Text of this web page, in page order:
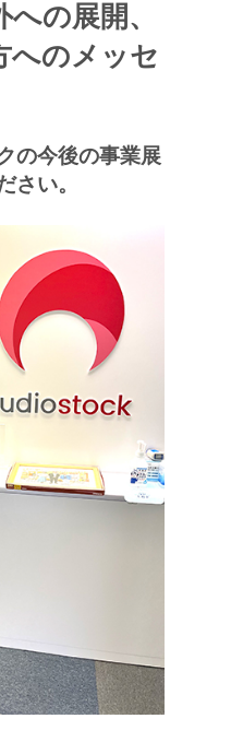
の展開、
へのメッセ
の今後の事業展
さい。